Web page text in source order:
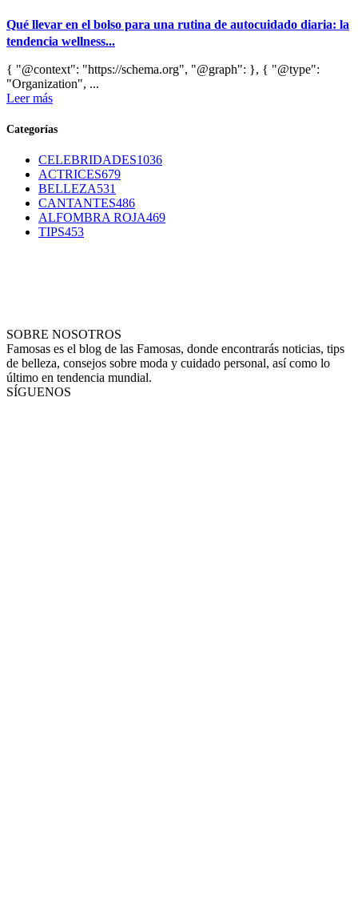
Qué llevar en el bolso para una rutina de autocuidado diaria: la
tendencia wellness...
{ "@context": "https://schema.org", "@graph": }, { "@type":
"Organization", ...
Leer más
Categorías
CELEBRIDADES1036
ACTRICES679
BELLEZA531
CANTANTES486
ALFOMBRA ROJA469
TIPS453
SOBRE NOSOTROS
Famosas es el blog de las Famosas, donde encontrarás noticias, tips
de belleza, consejos sobre moda y cuidado personal, así como lo
último en tendencia mundial.
SÍGUENOS